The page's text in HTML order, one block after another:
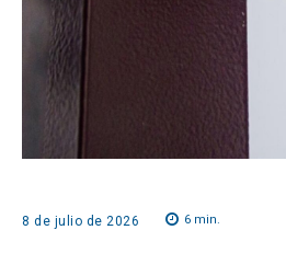
8 de julio de 2026 6 min.